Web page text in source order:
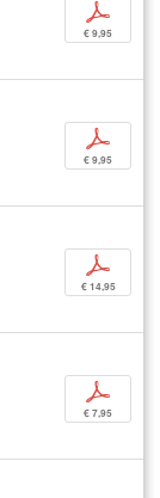
p
€ 9,95
p
€ 9,95
p
€ 14,95
p
€ 7,95